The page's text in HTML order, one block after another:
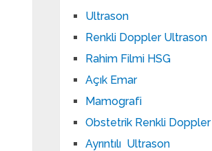
Ultrason
Renkli Doppler Ultrason
Rahim Filmi HSG
Açık Emar
Mamografi
Obstetrik Renkli Doppler
Ayrıntılı Ultrason